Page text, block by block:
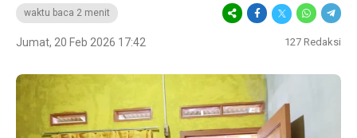
waktu baca 2 menit
Jumat, 20 Feb 2026 17:42 127 Redaksi